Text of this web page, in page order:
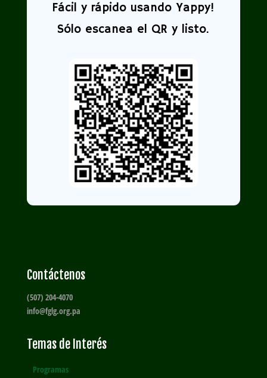
Fácil y rápido usando Yappy!
Sólo escanea el QR y listo.
Contáctenos
(507) 204-4070
info@fglg.org.pa
Temas de Interés
Programas